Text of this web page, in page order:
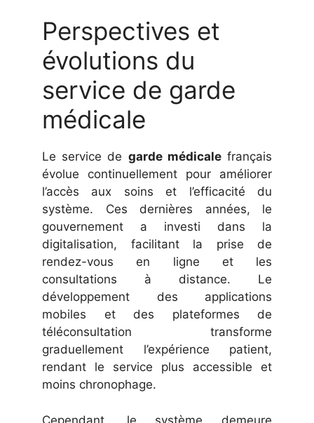
Perspectives et
évolutions du
service de garde
médicale
Le service de garde médicalefrançais
évolue continuellement pour améliorer
l’accès aux soins et l’efficacité du
système. Ces dernières années, le
gouvernement a investi dans la
digitalisation, facilitant la prise de
rendez-vous en ligne et les
consultations à distance. Le
développement des applications
mobiles et des plateformes de
téléconsultation transforme
graduellement l’expérience patient,
rendant le service plus accessible et
moins chronophage.
Cependant, le système demeure